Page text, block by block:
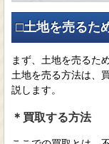
□土地を売るた
まず、土地を売るた
土地を売る方法は、
説します。
＊買取する方法